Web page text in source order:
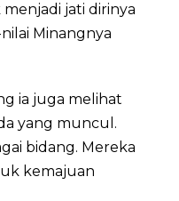
jati dirinya
Minangnya
ia juga melihat
yang muncul.
bidang. Mereka
kemajuan